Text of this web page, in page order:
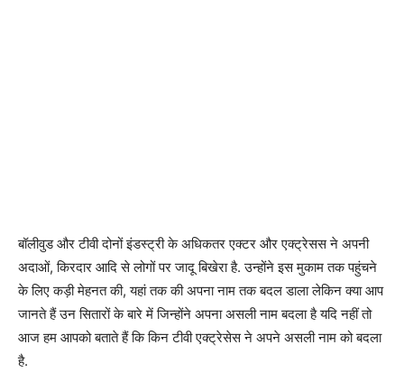
बॉलीवुड और टीवी दोनों इंडस्ट्री के अधिकतर एक्टर और एक्ट्रेसस ने अपनी
अदाओं, किरदार आदि से लोगों पर जादू बिखेरा है. उन्होंने इस मुकाम तक पहुंचने
के लिए कड़ी मेहनत की, यहां तक की अपना नाम तक बदल डाला लेकिन क्या आप
जानते हैं उन सितारों के बारे में जिन्होंने अपना असली नाम बदला है यदि नहीं तो
आज हम आपको बताते हैं कि किन टीवी एक्ट्रेसेस ने अपने असली नाम को बदला
है.